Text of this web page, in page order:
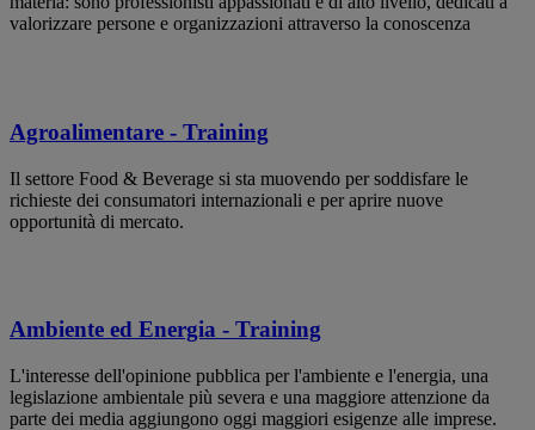
valorizzare persone e organizzazioni attraverso la conoscenza
Agroalimentare - Training
Il settore Food & Beverage si sta muovendo per soddisfare le
richieste dei consumatori internazionali e per aprire nuove
opportunità di mercato.
Ambiente ed Energia - Training
L'interesse dell'opinione pubblica per l'ambiente e l'energia, una
legislazione ambientale più severa e una maggiore attenzione da
parte dei media aggiungono oggi maggiori esigenze alle imprese.